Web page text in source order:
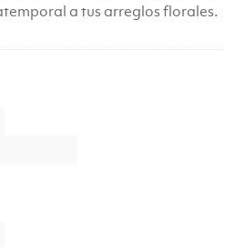
a tus arreglos florales.